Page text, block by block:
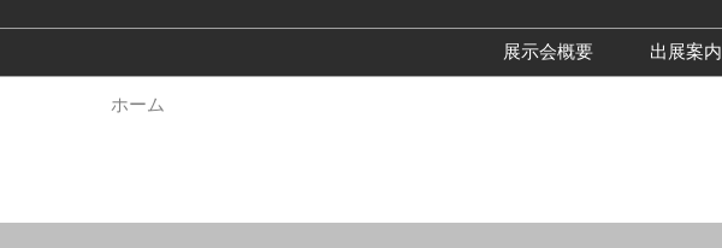
展示会概要
出展案内
ホーム